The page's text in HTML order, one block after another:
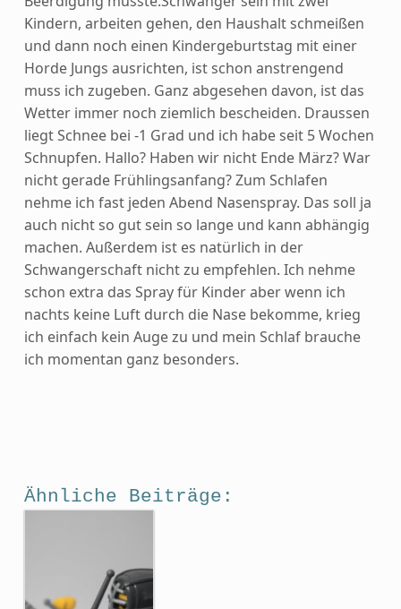
Kindern, arbeiten gehen, den Haushalt schmeißen
und dann noch einen Kindergeburtstag mit einer
Horde Jungs ausrichten, ist schon anstrengend
muss ich zugeben. Ganz abgesehen davon, ist das
Wetter immer noch ziemlich bescheiden. Draussen
liegt Schnee bei -1 Grad und ich habe seit 5 Wochen
Schnupfen. Hallo? Haben wir nicht Ende März? War
nicht gerade Frühlingsanfang? Zum Schlafen
nehme ich fast jeden Abend Nasenspray. Das soll ja
auch nicht so gut sein so lange und kann abhängig
machen. Außerdem ist es natürlich in der
Schwangerschaft nicht zu empfehlen. Ich nehme
schon extra das Spray für Kinder aber wenn ich
nachts keine Luft durch die Nase bekomme, krieg
ich einfach kein Auge zu und mein Schlaf brauche
ich momentan ganz besonders.
Ähnliche Beiträge: